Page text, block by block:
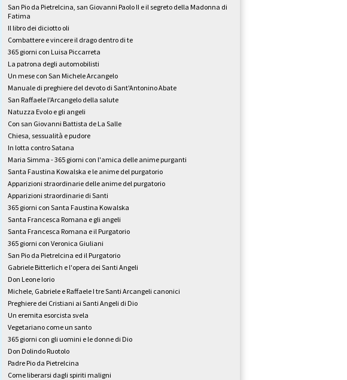
San Pio da Pietrelcina, san Giovanni Paolo II e il segreto della Madonna di
Fatima
Il libro dei diciotto oli
Combattere e vincere il drago dentro di te
365 giorni con Luisa Piccarreta
La patrona degli automobilisti
Un mese con San Michele Arcangelo
Manuale di preghiere del devoto di Sant'Antonino Abate
San Raffaele l'Arcangelo della salute
Natuzza Evolo e gli angeli
Con san Giovanni Battista de La Salle
Chiesa, sessualità e pudore
In lotta contro Satana
Maria Simma - 365 giorni con l'amica delle anime purganti
Santa Faustina Kowalska e le anime del purgatorio
Apparizioni straordinarie delle anime del purgatorio
Apparizioni straordinarie di Santi
365 giorni con Santa Faustina Kowalska
Santa Francesca Romana e gli angeli
Santa Francesca Romana e il Purgatorio
365 giorni con Veronica Giuliani
San Pio da Pietrelcina ed il Purgatorio
Gabriele Bitterlich e l'opera dei Santi Angeli
Don Leone Iorio
Michele, Gabriele e Raffaele I tre Santi Arcangeli canonici
Preghiere dei Cristiani ai Santi Angeli di Dio
Un eremita esorcista svela
Vegetariano come un santo
365 giorni con gli uomini e le donne di Dio
Don Dolindo Ruotolo
Padre Pio da Pietrelcina
Come liberarsi dagli spiriti maligni